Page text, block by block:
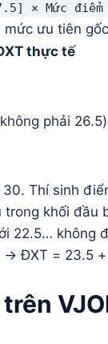
× Mức
ưu tiên
thực tế
phải 26.5)
Thí sinh
khối đầu
22.5… không
→ ĐXT = 23.5 +